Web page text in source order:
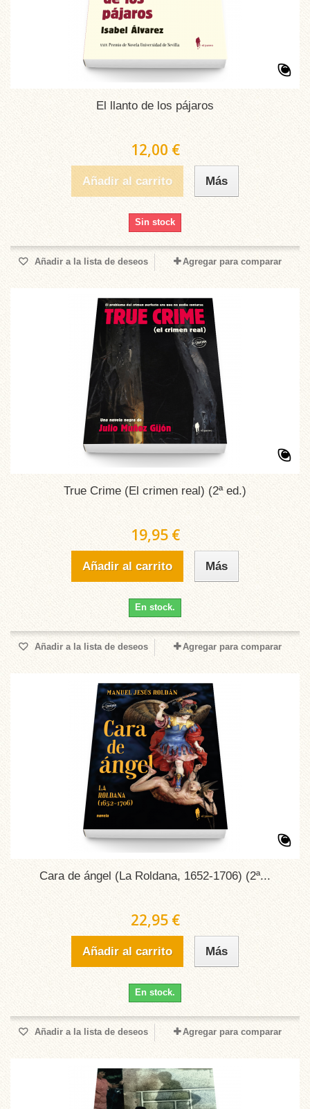
El llanto de los pájaros
12,00 €
Añadir al carrito Más
Sin stock
Añadir a la lista de deseos Agregar para comparar
True Crime (El crimen real) (2ª ed.)
19,95 €
Añadir al carrito Más
En stock.
Añadir a la lista de deseos Agregar para comparar
Cara de ángel (La Roldana, 1652-1706) (2ª...
22,95 €
Añadir al carrito Más
En stock.
Añadir a la lista de deseos Agregar para comparar